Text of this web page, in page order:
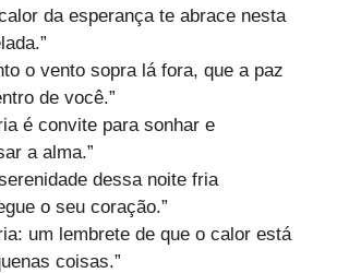
da esperança te abrace nesta
o vento sopra lá fora, que a paz
de você.”
é convite para sonhar e
a alma.”
dessa noite fria
o seu coração.”
um lembrete de que o calor está
coisas.”